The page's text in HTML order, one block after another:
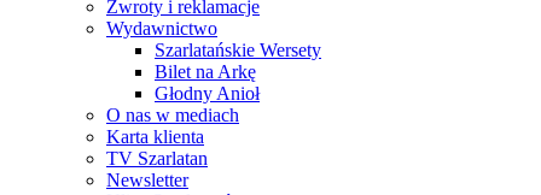
Zwroty i reklamacje
Wydawnictwo
Szarlatańskie Wersety
Bilet na Arkę
Głodny Anioł
O nas w mediach
Karta klienta
TV Szarlatan
Newsletter